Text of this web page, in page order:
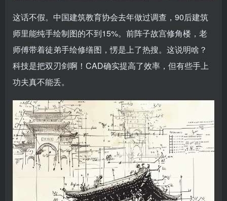
这话不假。中国建筑教育协会去年做过调查，90后建筑
师里能纯手绘制图的不到15%。前阵子故宫修角楼，老
师傅带着徒弟手绘修缮图，愣是上了热搜。这说明啥？
科技是把双刃剑啊！CAD确实提高了效率，但有些手上
功夫真不能丢。